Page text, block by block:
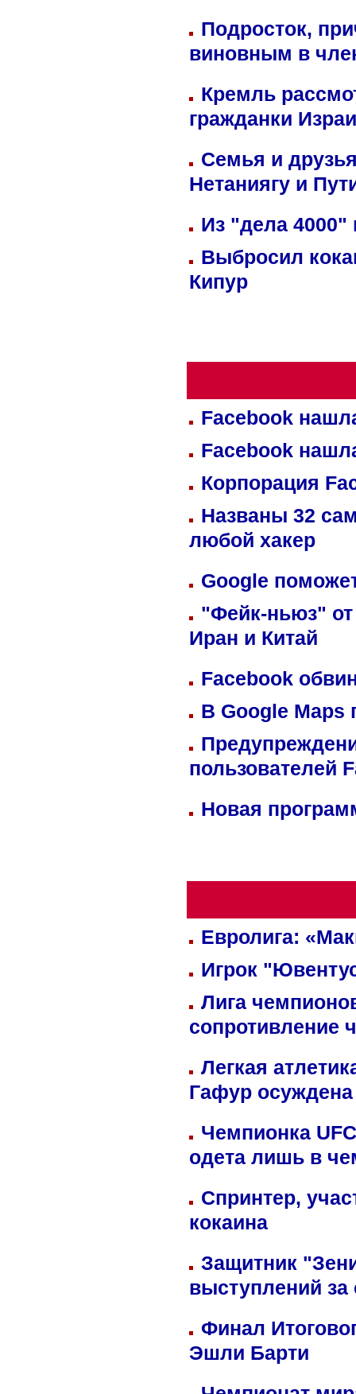
Подросток,
виновным в
Кремль
гражданки
Семья и
Нетаниягу и
Из "дела 4000"
Выбросил
Кипур
Facebook
Facebook
Корпорация
Названы 32
любой хакер
Google
"Фейк-ньюз" от
Иран и Китай
Facebook
В Google Maps
пользователей
Новая
Евролига:
Игрок
Лига
сопротивление
Легкая
Гафур осуждена
Чемпионка
одета лишь в
Спринтер,
кокаина
Защитник
выступлений
Финал
Эшли Барти